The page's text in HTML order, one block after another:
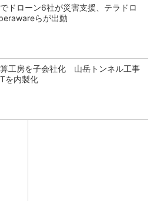
ドローン6社が災害支援、テラドロ
らが出動
工房を子会社化 山岳トンネル工事
を内製化